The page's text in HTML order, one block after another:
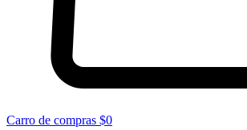
Carro de compras $0